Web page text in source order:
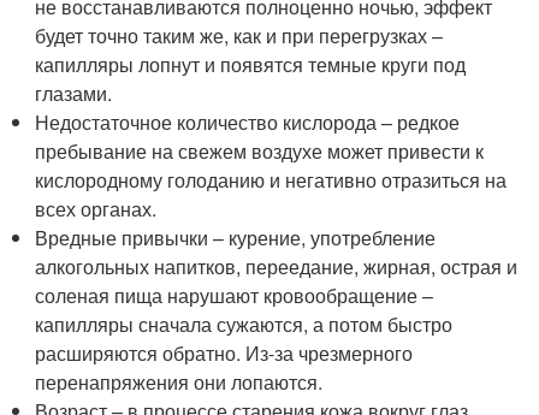
не восстанавливаются полноценно ночью, эффект
будет точно таким же, как и при перегрузках –
капилляры лопнут и появятся темные круги под
глазами.
Недостаточное количество кислорода – редкое
пребывание на свежем воздухе может привести к
кислородному голоданию и негативно отразиться на
всех органах.
Вредные привычки – курение, употребление
алкогольных напитков, переедание, жирная, острая и
соленая пища нарушают кровообращение –
капилляры сначала сужаются, а потом быстро
расширяются обратно. Из-за чрезмерного
перенапряжения они лопаются.